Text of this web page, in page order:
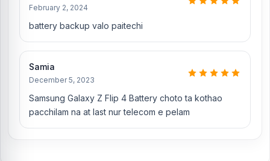
February 2, 2024
battery backup valo paitechi
Samia
December 5, 2023
Samsung Galaxy Z Flip 4 Battery choto ta kothao
pacchilam na at last nur telecom e pelam